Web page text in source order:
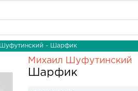
- Шарфик
Михаил Шуфутинский
Шарфик